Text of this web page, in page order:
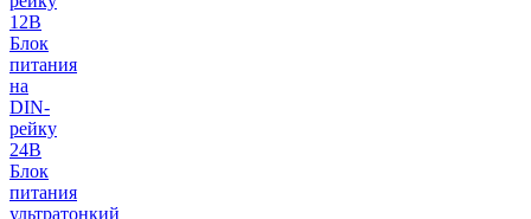
12В
Блок
питания
на
DIN-
рейку
24В
Блок
питания
ультратонкий